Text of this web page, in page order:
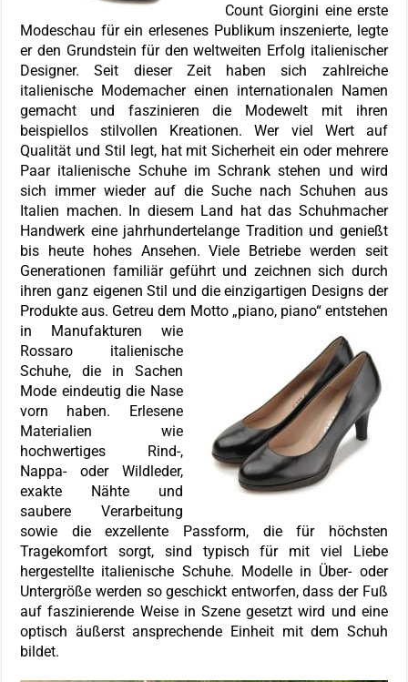
Count Giorgini eine erste
Modeschau für ein erlesenes Publikum inszenierte, legte
er den Grundstein für den weltweiten Erfolg italienischer
Designer. Seit dieser Zeit haben sich zahlreiche
italienische Modemacher einen internationalen Namen
gemacht und faszinieren die Modewelt mit ihren
beispiellos stilvollen Kreationen. Wer viel Wert auf
Qualität und Stil legt, hat mit Sicherheit ein oder mehrere
Paar italienische Schuhe im Schrank stehen und wird
sich immer wieder auf die Suche nach Schuhen aus
Italien machen. In diesem Land hat das Schuhmacher
Handwerk eine jahrhundertelange Tradition und genießt
bis heute hohes Ansehen. Viele Betriebe werden seit
Generationen familiär geführt und zeichnen sich durch
ihren ganz eigenen Stil und die einzigartigen Designs der
Produkte aus. Getreu dem Motto „piano, piano“ entstehen
in Manufakturen wie
Rossaro italienische
Schuhe, die in Sachen
Mode eindeutig die Nase
vorn haben. Erlesene
Materialien wie
hochwertiges Rind-,
Nappa- oder Wildleder,
exakte Nähte und
saubere Verarbeitung
sowie die exzellente Passform, die für höchsten
Tragekomfort sorgt, sind typisch für mit viel Liebe
hergestellte italienische Schuhe. Modelle in Über- oder
Untergröße werden so geschickt entworfen, dass der Fuß
auf faszinierende Weise in Szene gesetzt wird und eine
optisch äußerst ansprechende Einheit mit dem Schuh
bildet.